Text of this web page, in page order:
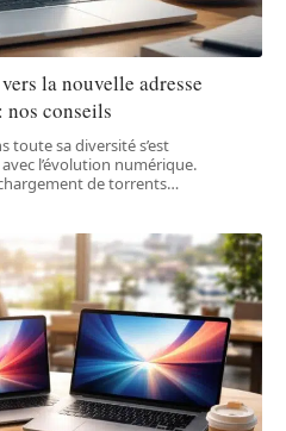
la nouvelle adresse
nos conseils
toute sa diversité s’est
l’évolution numérique.
de torrents…